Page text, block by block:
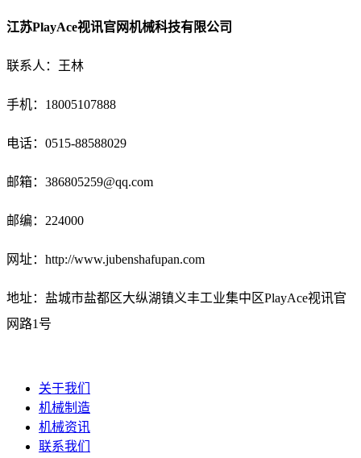
江苏PlayAce视讯官网机械科技有限公司
联系人：王林
手机：18005107888
电话： 0515-88588029
邮箱： 386805259@qq.com
邮编：224000
网址：http://www.jubenshafupan.com
地址：盐城市盐都区大纵湖镇义丰工业集中区PlayAce视讯官
网路1号
关于我们
机械制造
机械资讯
联系我们